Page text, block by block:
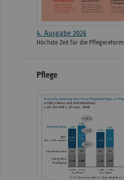
4. Ausgabe 2026
Höchste Zeit für die Pflegereform
Pflege